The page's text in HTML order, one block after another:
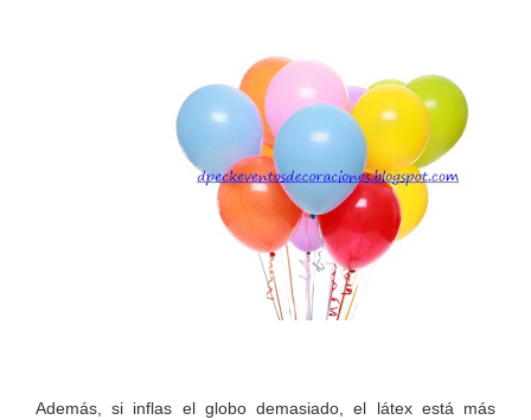
Además, si inflas el globo demasiado, el látex está más